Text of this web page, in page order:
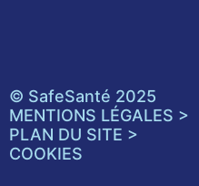
© SafeSanté 2025
MENTIONS LÉGALES >
PLAN DU SITE >
COOKIES